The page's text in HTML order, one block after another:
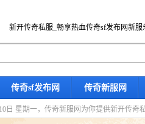
新开传奇私服_畅享热血传奇sf发布网新服
传奇sf发布网 传奇新服网
日 星期一，传奇新服网为你提供新开传